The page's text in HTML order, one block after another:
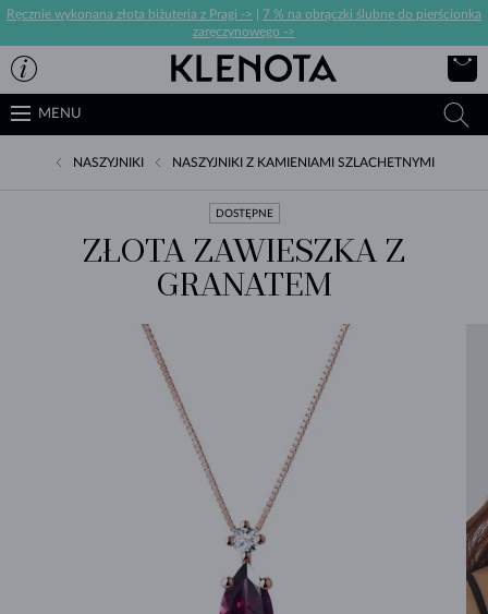
Ręcznie wykonana złota biżuteria z Pragi ->
7 % na obrączki ślubne do pierścionka
zaręczynowego ->
MENU
NASZYJNIKI NASZYJNIKI Z KAMIENIAMI SZLACHETNYMI
DOSTĘPNE
ZŁOTA ZAWIESZKA Z
GRANATEM